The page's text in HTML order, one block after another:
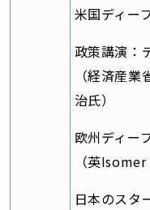
米国ディー
政策講演：
（経済産
治氏）
欧州ディー
（英
日本のスタ